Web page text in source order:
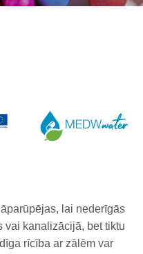
lai nederīgās
vai kanalizācijā, bet tiktu
rīcība ar zālēm var